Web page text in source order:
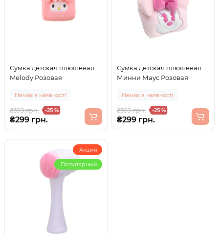
Сумка детская плюшевая
Melody Розовая
Немає в наявності
₴399 грн. -25 %
₴299 грн.
Сумка детская плюшевая
Минни Маус Розовая
Немає в наявності
₴399 грн. -25 %
₴299 грн.
Акция
Популярный